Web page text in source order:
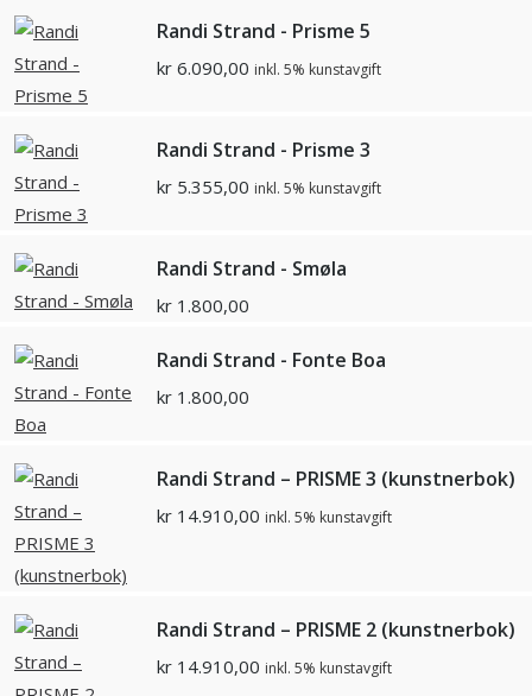
Randi Strand - Prisme 5
kr 6.090,00 inkl. 5% kunstavgift
Randi Strand - Prisme 3
kr 5.355,00 inkl. 5% kunstavgift
Randi Strand - Smøla
kr 1.800,00
Randi Strand - Fonte Boa
kr 1.800,00
Randi Strand – PRISME 3 (kunstnerbok)
kr 14.910,00 inkl. 5% kunstavgift
Randi Strand – PRISME 2 (kunstnerbok)
kr 14.910,00 inkl. 5% kunstavgift